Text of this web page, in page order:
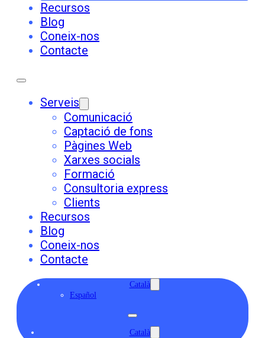
Recursos
Blog
Coneix-nos
Contacte
Serveis
Comunicació
Captació de fons
Pàgines Web
Xarxes socials
Formació
Consultoria express
Clients
Recursos
Blog
Coneix-nos
Contacte
Català
Español
Català